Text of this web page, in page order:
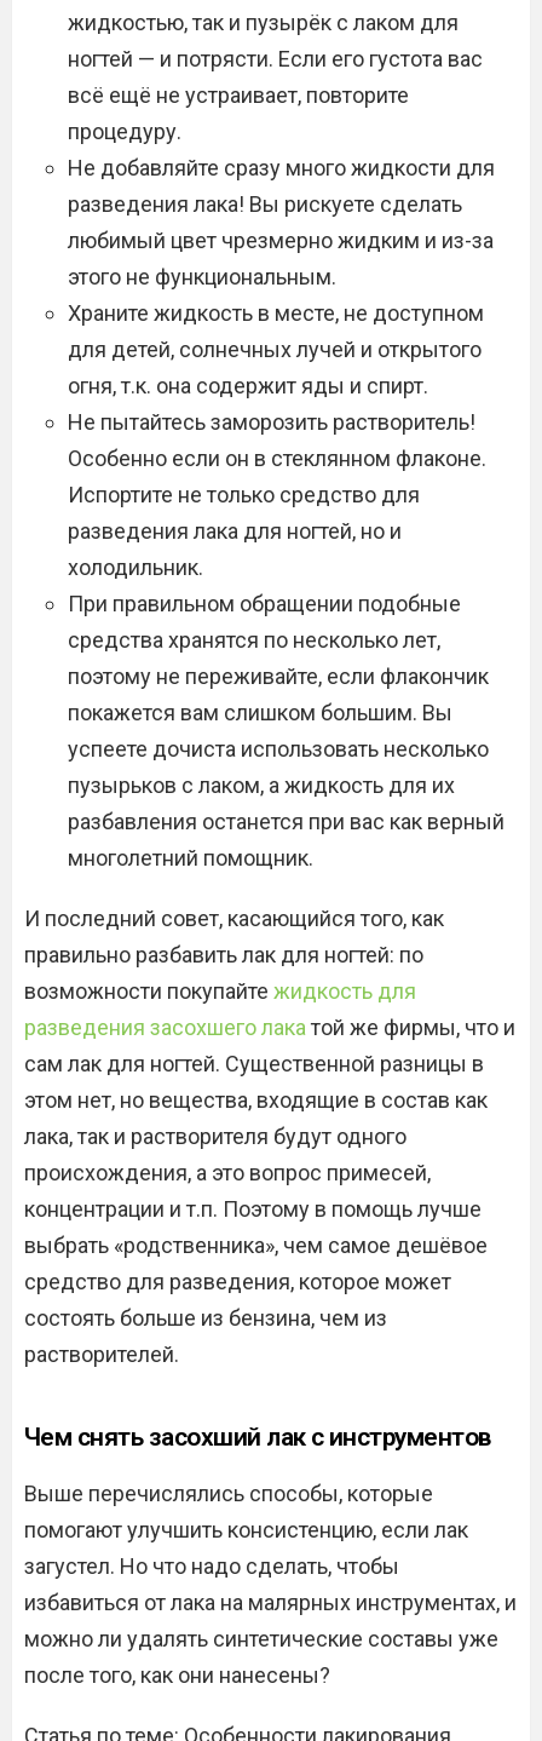
жидкостью, так и пузырёк с лаком для
ногтей — и потрясти. Если его густота вас
всё ещё не устраивает, повторите
процедуру.
Не добавляйте сразу много жидкости для
разведения лака! Вы рискуете сделать
любимый цвет чрезмерно жидким и из-за
этого не функциональным.
Храните жидкость в месте, не доступном
для детей, солнечных лучей и открытого
огня, т.к. она содержит яды и спирт.
Не пытайтесь заморозить растворитель!
Особенно если он в стеклянном флаконе.
Испортите не только средство для
разведения лака для ногтей, но и
холодильник.
При правильном обращении подобные
средства хранятся по несколько лет,
поэтому не переживайте, если флакончик
покажется вам слишком большим. Вы
успеете дочиста использовать несколько
пузырьков с лаком, а жидкость для их
разбавления останется при вас как верный
многолетний помощник.
И последний совет, касающийся того, как
правильно разбавить лак для ногтей: по
возможности покупайте жидкость для
разведения засохшего лакатой же фирмы, что и
сам лак для ногтей. Существенной разницы в
этом нет, но вещества, входящие в состав как
лака, так и растворителя будут одного
происхождения, а это вопрос примесей,
концентрации и т.п. Поэтому в помощь лучше
выбрать «родственника», чем самое дешёвое
средство для разведения, которое может
состоять больше из бензина, чем из
растворителей.
Чем снять засохший лак с инструментов
Выше перечислялись способы, которые
помогают улучшить консистенцию, если лак
загустел. Но что надо сделать, чтобы
избавиться от лака на малярных инструментах, и
можно ли удалять синтетические составы уже
после того, как они нанесены?
Статья по теме: Особенности лакирования